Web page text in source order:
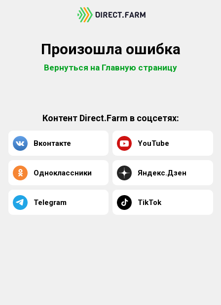
Произошла ошибка
Вернуться на Главную страницу
Контент Direct.Farm в соцсетях:
Вконтакте YouTube
Одноклассники Яндекс.Дзен
Telegram TikTok